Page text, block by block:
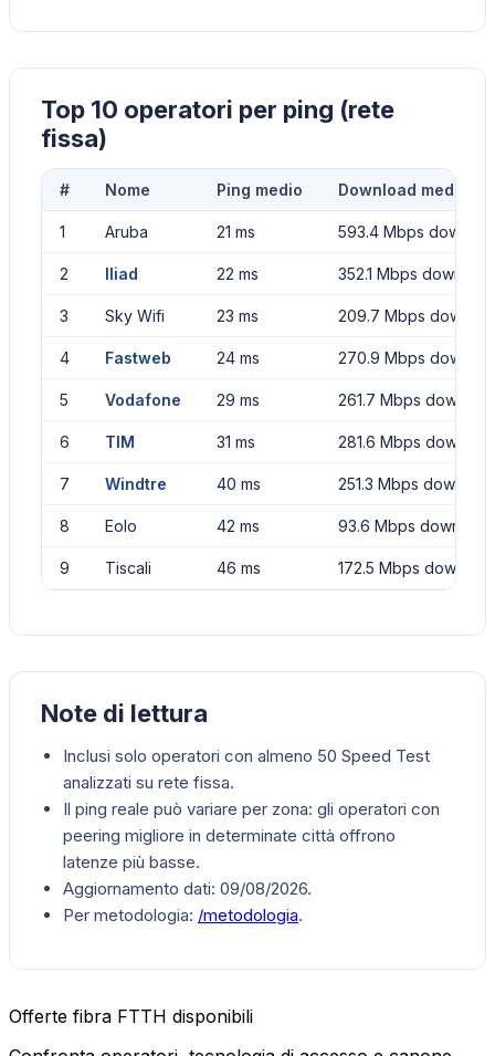
Top 10 operatori per ping (rete
fissa)
# Nome Ping medio Download medio
1 Aruba 21 ms 593.4 Mbps
2 Iliad 22 ms 352.1 Mbps download
3 Sky Wifi 23 ms 209.7 Mbps
4 Fastweb 24 ms 270.9 Mbps
5 Vodafone 29 ms 261.7 Mbps
6 TIM 31 ms 281.6 Mbps
7 Windtre 40 ms 251.3 Mbps download
8 Eolo 42 ms 93.6 Mbps download
9 Tiscali 46 ms 172.5 Mbps
Note di lettura
Inclusi solo operatori con almeno 50 Speed Test
analizzati su rete fissa.
Il ping reale può variare per zona: gli operatori con
peering migliore in determinate città offrono
latenze più basse.
Aggiornamento dati: 09/08/2026.
Per metodologia: /metodologia.
Offerte fibra FTTH disponibili